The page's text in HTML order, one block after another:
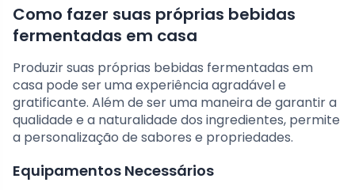
Como fazer suas próprias bebidas
fermentadas em casa
Produzir suas próprias bebidas fermentadas em
casa pode ser uma experiência agradável e
gratificante. Além de ser uma maneira de garantir a
qualidade e a naturalidade dos ingredientes, permite
a personalização de sabores e propriedades.
Equipamentos Necessários